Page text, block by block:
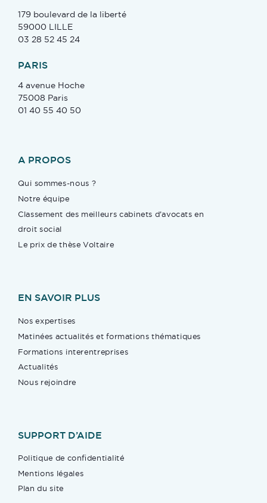
179 boulevard de la liberté
59000 LILLE
03 28 52 45 24
PARIS
4 avenue Hoche
75008 Paris
01 40 55 40 50
A PROPOS
Qui sommes-nous ?
Notre équipe
Classement des meilleurs cabinets d’avocats en
droit social
Le prix de thèse Voltaire
EN SAVOIR PLUS
Nos expertises
Matinées actualités et formations thématiques
Formations interentreprises
Actualités
Nous rejoindre
SUPPORT D’AIDE
Politique de confidentialité
Mentions légales
Plan du site